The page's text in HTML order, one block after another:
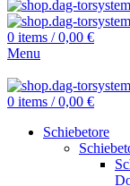
0 items / 0,00 €
Menu
0 items / 0,00 €
Schiebetore